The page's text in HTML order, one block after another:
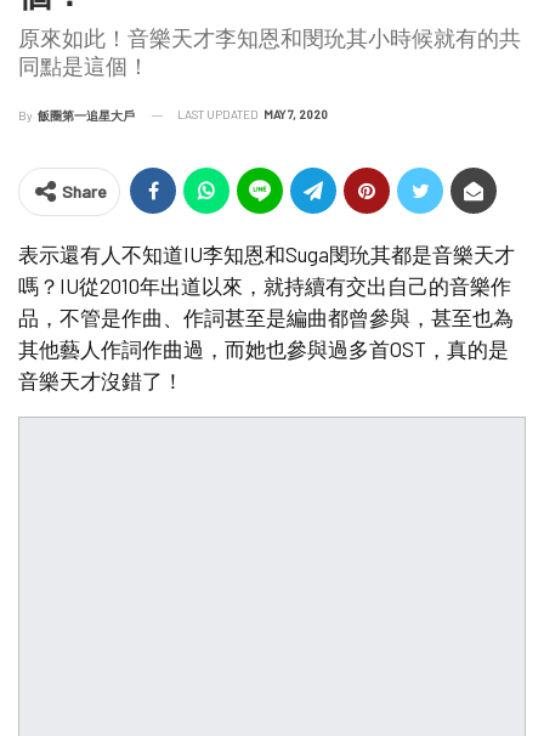
原來如此！音樂天才李知恩和閔玧其小時候就有的共
同點是這個！
By 飯圈第一追星大戶 LAST UPDATED MAY 7, 2020
Share
表示還有人不知道IU李知恩和Suga閔玧其都是音樂天才
嗎？IU從2010年出道以來，就持續有交出自己的音樂作
品，不管是作曲、作詞甚至是編曲都曾參與，甚至也為
其他藝人作詞作曲過，而她也參與過多首OST，真的是
音樂天才沒錯了！